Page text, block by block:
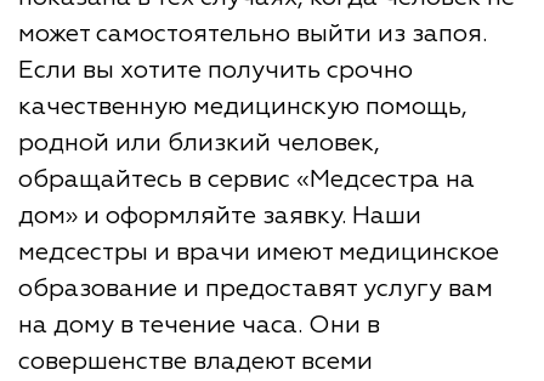
может самостоятельно выйти из запоя.
Если вы хотите получить срочно
качественную медицинскую помощь,
родной или близкий человек,
обращайтесь в сервис «Медсестра на
дом» и оформляйте заявку. Наши
медсестры и врачи имеют медицинское
образование и предоставят услугу вам
на дому в течение часа. Они в
совершенстве владеют всеми